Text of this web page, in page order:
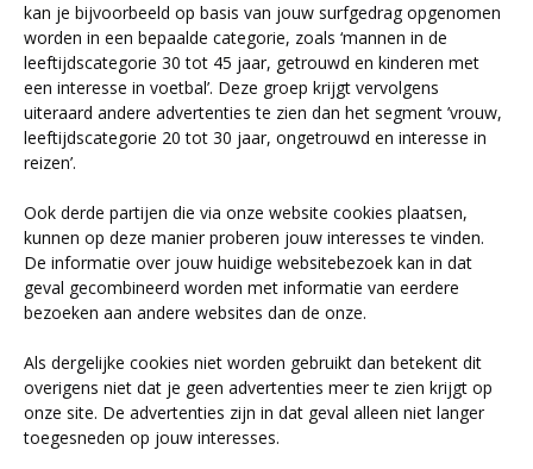
kan je bijvoorbeeld op basis van jouw surfgedrag opgenomen
worden in een bepaalde categorie, zoals ‘mannen in de
leeftijdscategorie 30 tot 45 jaar, getrouwd en kinderen met
een interesse in voetbal’. Deze groep krijgt vervolgens
uiteraard andere advertenties te zien dan het segment ’vrouw,
leeftijdscategorie 20 tot 30 jaar, ongetrouwd en interesse in
reizen’.
Ook derde partijen die via onze website cookies plaatsen,
kunnen op deze manier proberen jouw interesses te vinden.
De informatie over jouw huidige websitebezoek kan in dat
geval gecombineerd worden met informatie van eerdere
bezoeken aan andere websites dan de onze.
Als dergelijke cookies niet worden gebruikt dan betekent dit
overigens niet dat je geen advertenties meer te zien krijgt op
onze site. De advertenties zijn in dat geval alleen niet langer
toegesneden op jouw interesses.